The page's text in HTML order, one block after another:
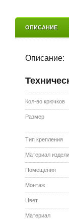
Крючок Haiba
Крючок Haiba
Крючок Haiba
Крючок Haiba
ОПИСАНИЕ
Описание:
Кол-во крючков
Размер
Тип крепления
Материал
Помещения
Монтаж
Цвет
Материал